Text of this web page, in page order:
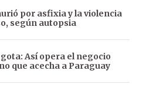
por asfixia y la violencia
según autopsia
Así opera el negocio
que acecha a Paraguay